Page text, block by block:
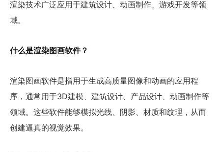
渲染技术广泛应用于建筑设计、动画制作、游戏开发等领
域。
什么是渲染图画软件？
渲染图画软件是指用于生成高质量图像和动画的应用程
序，通常用于3D建模、建筑设计、产品设计、动画制作等
领域。这些软件能够模拟光线、阴影、材质和纹理，从而
创建逼真的视觉效果。